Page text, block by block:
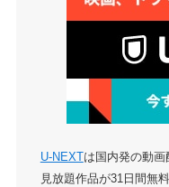
U-NEXTは国内発の動画
見放題作品が31日間無